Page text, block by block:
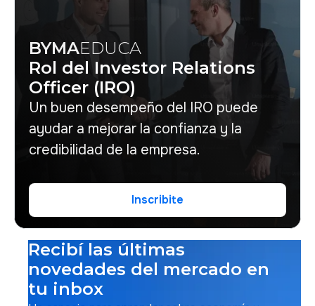
BYMAEDUCA
Rol del Investor Relations
Officer (IRO)
Un buen desempeño del IRO puede
ayudar a mejorar la confianza y la
credibilidad de la empresa.
Inscribite
Recibí las últimas
novedades del mercado en
tu inbox